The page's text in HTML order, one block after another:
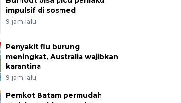
impulsif di sosmed
9 jam lalu
Penyakit flu burung
meningkat, Australia wajibkan
karantina
9 jam lalu
Pemkot Batam permudah